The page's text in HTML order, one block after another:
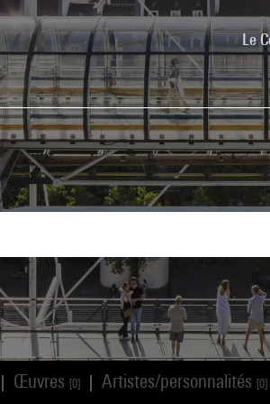
Le
Œuvres [0] Artistes/personnalités [0]